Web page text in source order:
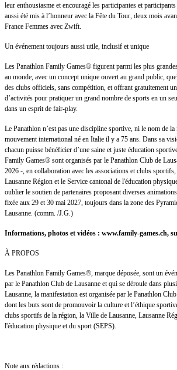
leur enthousiasme et encouragé les participantes et
aussi été mis à l’honneur avec la Fête du Tour, deux mois
France Femmes avec Zwift.
Un événement toujours aussi utile, inclusif et unique
Les Panathlon Family Games® figurent parmi les plus
au monde, avec un concept unique ouvert au grand public,
des clubs officiels, sans compétition, et offrant gratuitement
d’activités pour pratiquer un grand nombre de sports en un
dans un esprit de fair-play.
Le Panathlon n’est pas une discipline sportive, ni le nom de
mouvement international né en Italie il y a 75 ans. Dans sa
chacun puisse bénéficier d’une saine et juste éducation
Family Games® sont organisés par le Panathlon Club de
2026 -, en collaboration avec les associations et clubs sportifs,
Lausanne Région et le Service cantonal de l'éducation
oublier le soutien de partenaires proposant diverses
fixée aux 29 et 30 mai 2027, toujours dans la zone des
Lausanne. (comm. /J.G.)
Informations, photos et vidéos : www.family-games.ch,
À PROPOS
Les Panathlon Family Games®, marque déposée, sont un
par le Panathlon Club de Lausanne et qui se déroule dans
Lausanne, la manifestation est organisée par le Panathlon
dont les buts sont de promouvoir la culture et l’éthique
clubs sportifs de la région, la Ville de Lausanne, Lausanne
l'éducation physique et du sport (SEPS).
Note aux rédactions :